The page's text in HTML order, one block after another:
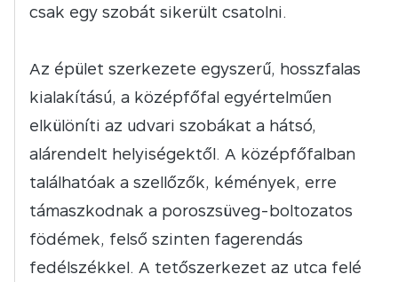
csak egy szobát sikerült csatolni.
Az épület szerkezete egyszerű, hosszfalas
kialakítású, a középfőfal egyértelműen
elkülöníti az udvari szobákat a hátsó,
alárendelt helyiségektől. A középfőfalban
találhatóak a szellőzők, kémények, erre
támaszkodnak a poroszsüveg-boltozatos
födémek, felső szinten fagerendás
fedélszékkel. A tetőszerkezet az utca felé